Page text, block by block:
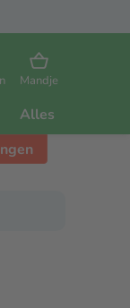
Mandje
Alles